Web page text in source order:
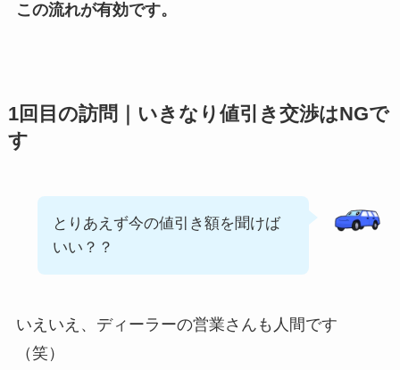
この流れが有効です。
1回目の訪問｜いきなり値引き交渉はNGで
す
とりあえず今の値引き額を聞けば
いい？？
いえいえ、ディーラーの営業さんも人間です
（笑）